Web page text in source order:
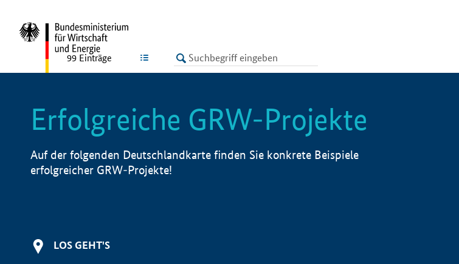
LISTE
99 Einträge
Erfolgreiche GRW-Projekte
Auf der folgenden Deutschlandkarte finden Sie konkrete Beispiele
erfolgreicher GRW-Projekte!
LOS GEHT'S